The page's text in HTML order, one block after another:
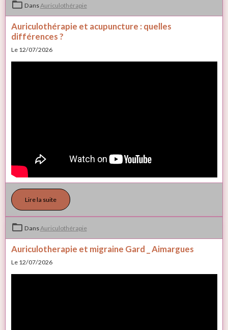
DansAuriculothérapie
Auriculothérapie et acupuncture : quelles
différences ?
Le 12/07/2026
Lire la suite
DansAuriculothérapie
Auriculotherapie et migraine Gard _ Aimargues
Le 12/07/2026